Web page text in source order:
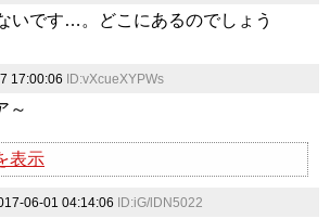
いです…。どこにあるのでしょう
17:00:06 ID:vXcueXYPWs
～
表示
06-01 04:14:06 ID:iG/lDN5022